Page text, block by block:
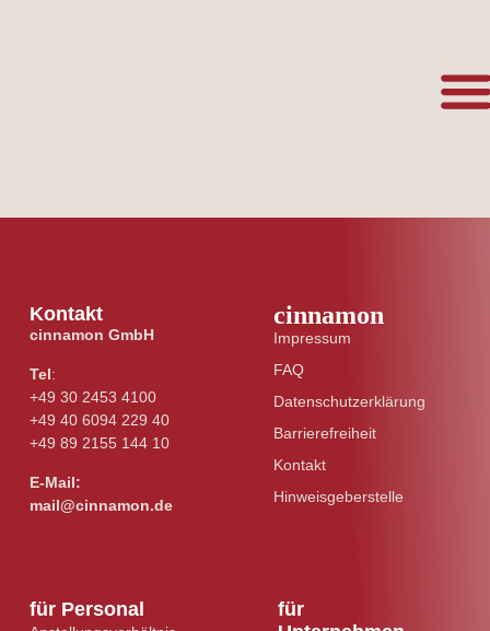
Kontakt
cinnamon GmbH
Tel:
+49 30 2453 4100
+49 40 6094 229 40
+49 89 2155 144 10
E-Mail:
mail@cinnamon.de
cinnamon
Impressum
FAQ
Datenschutzerklärung
Barrierefreiheit
Kontakt
Hinweisgeberstelle
für Personal
für